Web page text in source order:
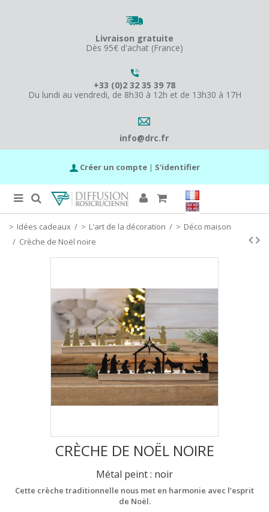
Livraison gratuite
Dès 95€ d'achat (France)
+33 (0)2 32 35 39 78
Du lundi au vendredi, de 8h30 à 12h et de 13h30 à 17H
info@drc.fr
Créer un compte | S'identifier
Idées cadeaux / L'art de la décoration /
Déco maison
/ Crèche de Noël noire
CRÈCHE DE NOËL NOIRE
Métal peint : noir
Cette crèche traditionnelle nous met en harmonie avec l’esprit
de Noël.